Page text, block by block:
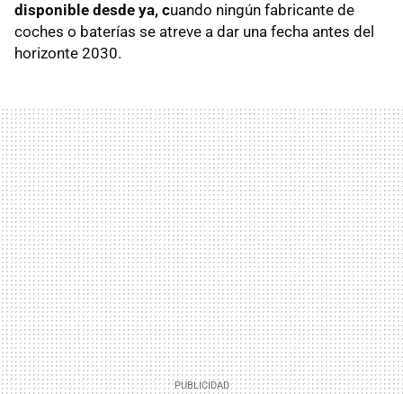
disponible desde ya, cuando ningún fabricante de
coches o baterías se atreve a dar una fecha antes del
horizonte 2030.